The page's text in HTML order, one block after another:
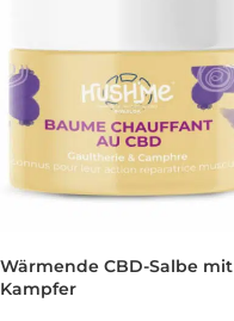
Wärmende CBD-Salbe mit
Kampfer